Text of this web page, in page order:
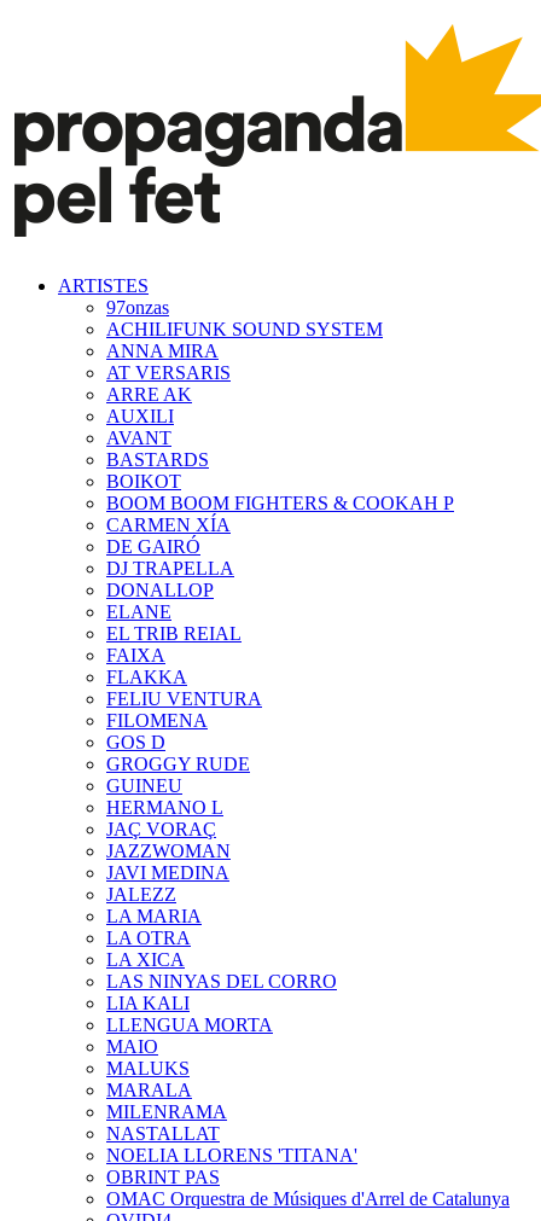
ARTISTES
97onzas
ACHILIFUNK SOUND SYSTEM
ANNA MIRA
AT VERSARIS
ARRE AK
AUXILI
AVANT
BASTARDS
BOIKOT
BOOM BOOM FIGHTERS & COOKAH P
CARMEN XÍA
DE GAIRÓ
DJ TRAPELLA
DONALLOP
ELANE
EL TRIB REIAL
FAIXA
FLAKKA
FELIU VENTURA
FILOMENA
GOS D
GROGGY RUDE
GUINEU
HERMANO L
JAÇ VORAÇ
JAZZWOMAN
JAVI MEDINA
JALEZZ
LA MARIA
LA OTRA
LA XICA
LAS NINYAS DEL CORRO
LIA KALI
LLENGUA MORTA
MAIO
MALUKS
MARALA
MILENRAMA
NASTALLAT
NOELIA LLORENS 'TITANA'
OBRINT PAS
OMAC Orquestra de Músiques d'Arrel de Catalunya